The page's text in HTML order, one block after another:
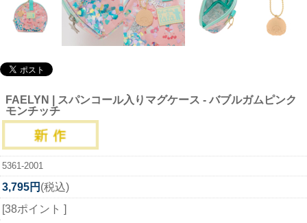
FAELYN | スパンコール入りマグケース - バブルガムピンク
モンチッチ
5361-2001
3,795円 (税込)
[38ポイント ]